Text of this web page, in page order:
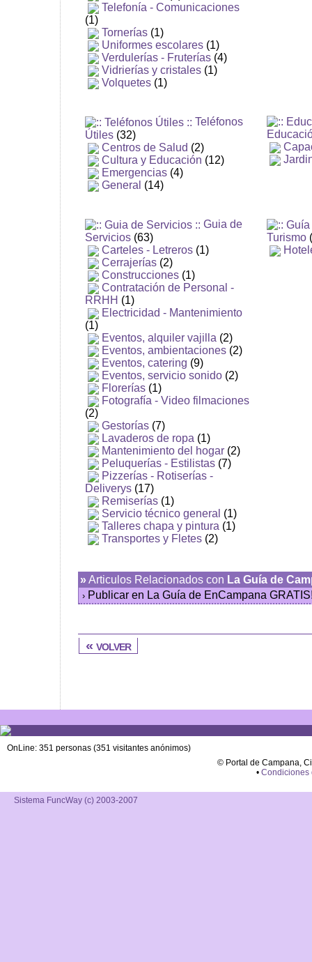
Telefonía - Comunicaciones
(1)
Tornerías (1)
Uniformes escolares (1)
Verdulerías - Fruterías (4)
Vidrierías y cristales (1)
Volquetes (1)
Teléfonos
Útiles (32)
Centros de Salud (2)
Cultura y Educación (12)
Emergencias (4)
General (14)
Guia de
Servicios (63)
Carteles - Letreros (1)
Cerrajerías (2)
Construcciones (1)
Contratación de Personal -
RRHH (1)
Electricidad - Mantenimiento
(1)
Eventos, alquiler vajilla (2)
Eventos, ambientaciones (2)
Eventos, catering (9)
Eventos, servicio sonido (2)
Florerías (1)
Fotografía - Video filmaciones
(2)
Gestorías (7)
Lavaderos de ropa (1)
Mantenimiento del hogar (2)
Peluquerías - Estilistas (7)
Pizzerías - Rotiserías -
Deliverys (17)
Remiserías (1)
Servicio técnico general (1)
Talleres chapa y pintura (1)
Transportes y Fletes (2)
Turismo
» Articulos Relacionados con La Guía de
› Publicar en La Guía de EnCampana
« volver
OnLine: 351 personas (351 visitantes anónimos)
© Portal de Campana,
• Condiciones
Sistema FuncWay (c) 2003-2007